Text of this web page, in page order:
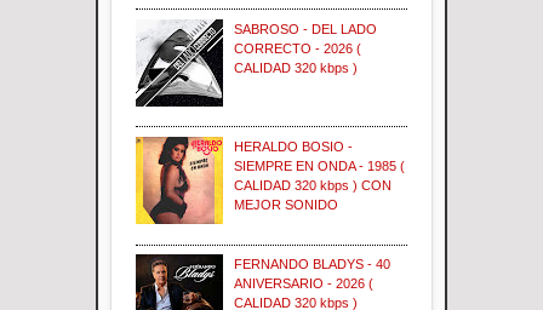
SABROSO - DEL LADO
CORRECTO - 2026 (
CALIDAD 320 kbps )
HERALDO BOSIO -
SIEMPRE EN ONDA - 1985 (
CALIDAD 320 kbps ) CON
MEJOR SONIDO
FERNANDO BLADYS - 40
ANIVERSARIO - 2026 (
CALIDAD 320 kbps )